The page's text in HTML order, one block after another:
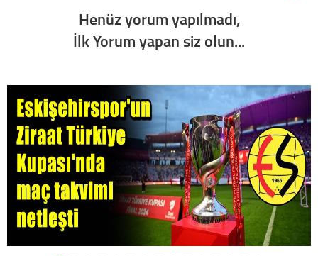
Henüz yorum yapılmadı,
İlk Yorum yapan siz olun...